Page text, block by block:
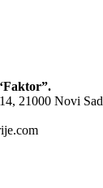
21000 Novi Sad